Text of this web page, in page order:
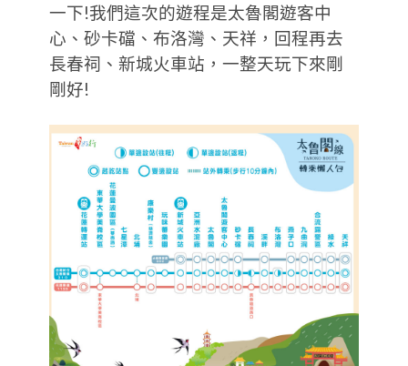
一下!我們這次的遊程是太魯閣遊客中
心、砂卡礑、布洛灣、天祥，回程再去
長春祠、新城火車站，一整天玩下來剛
剛好!